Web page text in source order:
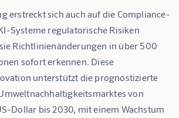
erstreckt sich auch auf die Compliance-
Systeme regulatorische Risiken
Richtlinienänderungen in über 500
sofort erkennen. Diese
unterstützt die prognostizierte
von
Dollar bis 2030, mit einem Wachstum